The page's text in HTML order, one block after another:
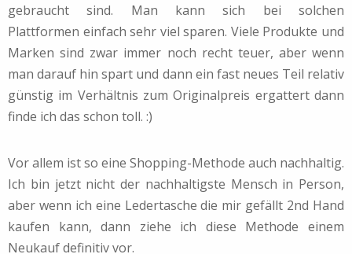
gebraucht sind. Man kann sich bei solchen
Plattformen einfach sehr viel sparen. Viele Produkte und
Marken sind zwar immer noch recht teuer, aber wenn
man darauf hin spart und dann ein fast neues Teil relativ
günstig im Verhältnis zum Originalpreis ergattert dann
finde ich das schon toll. :)
Vor allem ist so eine Shopping-Methode auch nachhaltig.
Ich bin jetzt nicht der nachhaltigste Mensch in Person,
aber wenn ich eine Ledertasche die mir gefällt 2nd Hand
kaufen kann, dann ziehe ich diese Methode einem
Neukauf definitiv vor.